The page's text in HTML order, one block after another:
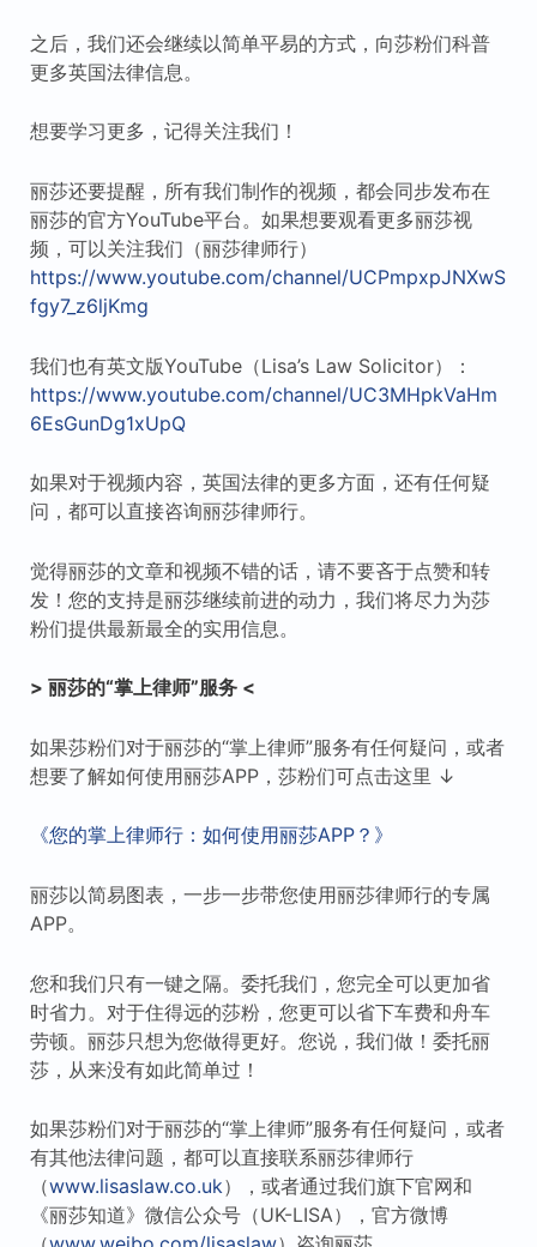
之后，我们还会继续以简单平易的方式，向莎粉们科普
更多英国法律信息。
想要学习更多，记得关注我们！
丽莎还要提醒，所有我们制作的视频，都会同步发布在
丽莎的官方YouTube平台。如果想要观看更多丽莎视
频，可以关注我们（丽莎律师行）
https://www.youtube.com/channel/UCPmpxpJNXwS
fgy7_z6ljKmg
我们也有英文版YouTube（Lisa’s Law Solicitor）：
https://www.youtube.com/channel/UC3MHpkVaHm
6EsGunDg1xUpQ
如果对于视频内容，英国法律的更多方面，还有任何疑
问，都可以直接咨询丽莎律师行。
觉得丽莎的文章和视频不错的话，请不要吝于点赞和转
发！您的支持是丽莎继续前进的动力，我们将尽力为莎
粉们提供最新最全的实用信息。
> 丽莎的“掌上律师”服务 <
如果莎粉们对于丽莎的“掌上律师”服务有任何疑问，或者
想要了解如何使用丽莎APP，莎粉们可点击这里 ↓
《您的掌上律师行：如何使用丽莎APP？》
丽莎以简易图表，一步一步带您使用丽莎律师行的专属
APP。
您和我们只有一键之隔。委托我们，您完全可以更加省
时省力。对于住得远的莎粉，您更可以省下车费和舟车
劳顿。丽莎只想为您做得更好。您说，我们做！委托丽
莎，从来没有如此简单过！
如果莎粉们对于丽莎的“掌上律师”服务有任何疑问，或者
有其他法律问题，都可以直接联系丽莎律师行
（www.lisaslaw.co.uk），或者通过我们旗下官网和
《丽莎知道》微信公众号（UK-LISA），官方微博